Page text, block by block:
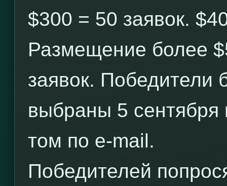
$300 = 50 заявок.
Размещение более
заявок. Победители
выбраны 5
том по e-mail.
Победителей